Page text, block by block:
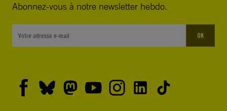
Abonnez-vous à notre newsletter hebdo.
OK